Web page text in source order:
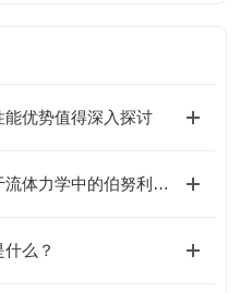
优势值得深入探讨
主扇风机全压计的工作原理基于流体力学中的伯努利方程
么？